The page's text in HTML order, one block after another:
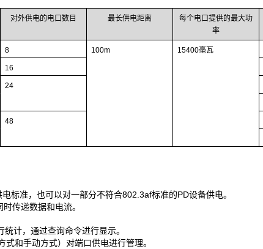
对外供电的电口数目 最长供电距离
每个电口提供的最大功
率
8 100m 15400毫瓦
16
24
48
标准，也可以对一部分不符合802.3af标准的PD设备供电。
传递数据和电流。
计，通过查询命令进行显示。
和手动方式）对端口供电进行管理。